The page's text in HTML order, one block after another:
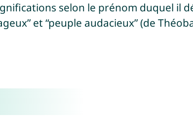
selon le prénom duquel il
et “peuple audacieux” (de